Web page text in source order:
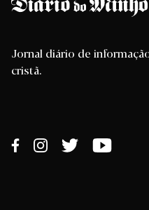
Jornal diário de
cristã.